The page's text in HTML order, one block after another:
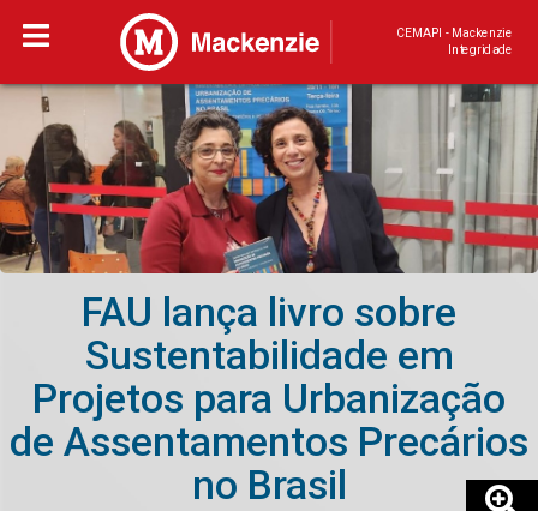
CEMAPI - Mackenzie
Integridade
FAU lança livro sobre
Sustentabilidade em
Projetos para Urbanização
de Assentamentos Precários
no Brasil